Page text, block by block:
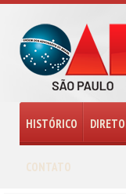
HISTÓRICO
CONTATO